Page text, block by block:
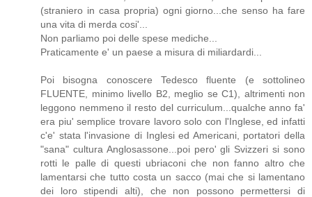
(straniero in casa propria) ogni giorno...che senso ha fare
una vita di merda cosi'...
Non parliamo poi delle spese mediche...
Praticamente e' un paese a misura di miliardardi...
Poi bisogna conoscere Tedesco fluente (e sottolineo
FLUENTE, minimo livello B2, meglio se C1), altrimenti non
leggono nemmeno il resto del curriculum...qualche anno fa'
era piu' semplice trovare lavoro solo con l'Inglese, ed infatti
c'e' stata l'invasione di Inglesi ed Americani, portatori della
"sana" cultura Anglosassone...poi pero' gli Svizzeri si sono
rotti le palle di questi ubriaconi che non fanno altro che
lamentarsi che tutto costa un sacco (mai che si lamentano
dei loro stipendi alti), che non possono permettersi di